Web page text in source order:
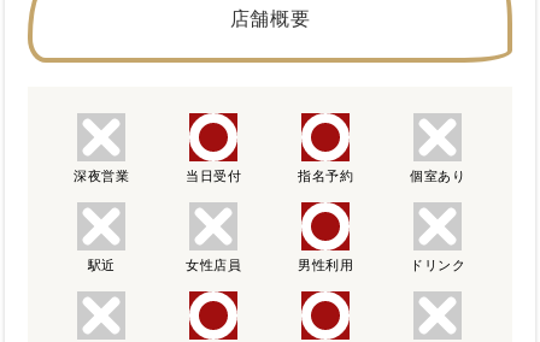
店舗概要
深夜営業 当日受付 指名予約 個室あり
駅近 女性店員 男性利用 ドリンク